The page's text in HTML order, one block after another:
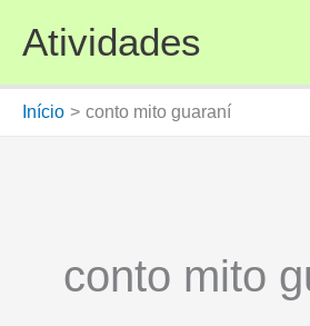
para
conteúdo
Atividades
Início conto mito guaraní
conto mito